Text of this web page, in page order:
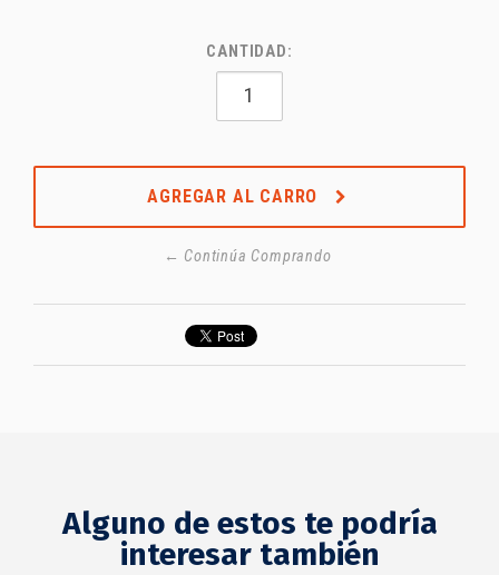
CANTIDAD:
AGREGAR AL CARRO
← Continúa Comprando
Alguno de estos te podría
interesar también